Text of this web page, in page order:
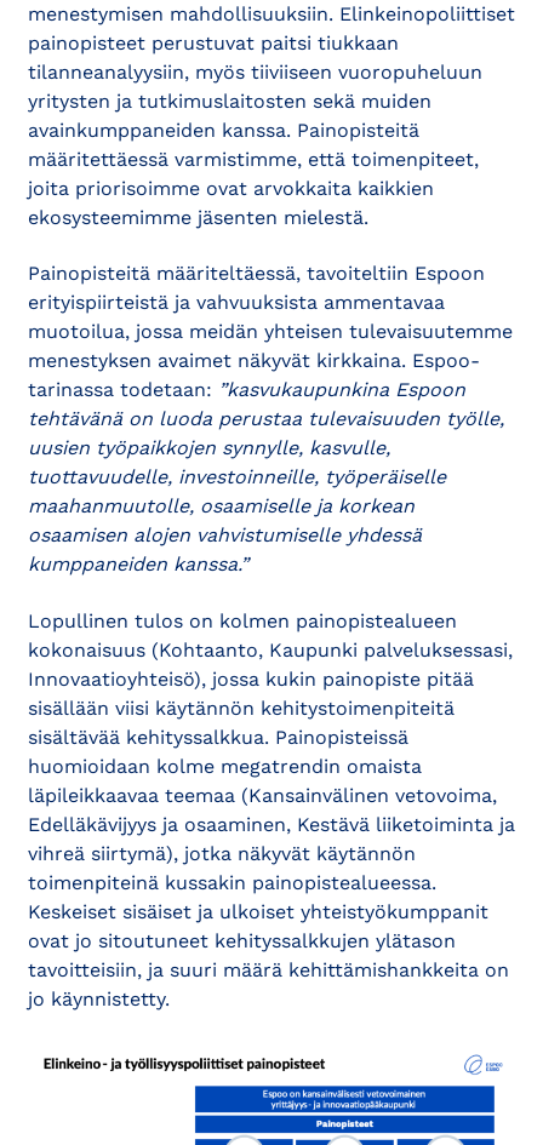
menestymisen mahdollisuuksiin. Elinkeinopoliittiset
painopisteet perustuvat paitsi tiukkaan
tilanneanalyysiin, myös tiiviiseen vuoropuheluun
yritysten ja tutkimuslaitosten sekä muiden
avainkumppaneiden kanssa. Painopisteitä
määritettäessä varmistimme, että toimenpiteet,
joita priorisoimme ovat arvokkaita kaikkien
ekosysteemimme jäsenten mielestä.
Painopisteitä määriteltäessä, tavoiteltiin Espoon
erityispiirteistä ja vahvuuksista ammentavaa
muotoilua, jossa meidän yhteisen tulevaisuutemme
menestyksen avaimet näkyvät kirkkaina. Espoo-
tarinassa todetaan: ”kasvukaupunkina Espoon
tehtävänä on luoda perustaa tulevaisuuden työlle,
uusien työpaikkojen synnylle, kasvulle,
tuottavuudelle, investoinneille, työperäiselle
maahanmuutolle, osaamiselle ja korkean
osaamisen alojen vahvistumiselle yhdessä
kumppaneiden kanssa.”
Lopullinen tulos on kolmen painopistealueen
kokonaisuus (Kohtaanto, Kaupunki palveluksessasi,
Innovaatioyhteisö), jossa kukin painopiste pitää
sisällään viisi käytännön kehitystoimenpiteitä
sisältävää kehityssalkkua. Painopisteissä
huomioidaan kolme megatrendin omaista
läpileikkaavaa teemaa (Kansainvälinen vetovoima,
Edelläkävijyys ja osaaminen, Kestävä liiketoiminta ja
vihreä siirtymä), jotka näkyvät käytännön
toimenpiteinä kussakin painopistealueessa.
Keskeiset sisäiset ja ulkoiset yhteistyökumppanit
ovat jo sitoutuneet kehityssalkkujen ylätason
tavoitteisiin, ja suuri määrä kehittämishankkeita on
jo käynnistetty.